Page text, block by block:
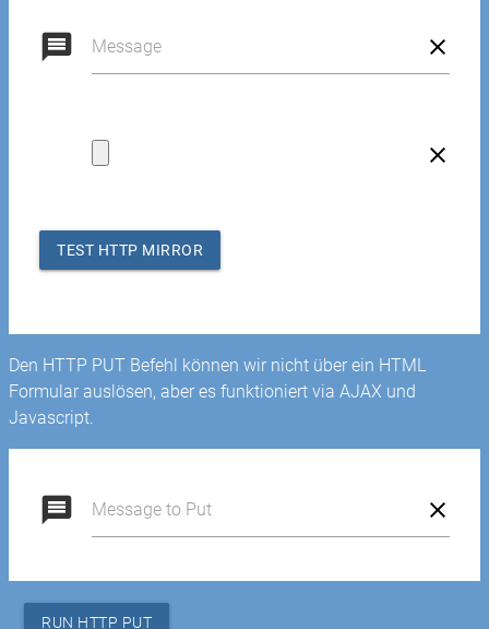
message Message
file
TEST HTTP MIRROR
Den HTTP PUT Befehl können wir nicht über ein HTML
Formular auslösen, aber es funktioniert via AJAX und
Javascript.
message Message to Put
RUN HTTP PUT